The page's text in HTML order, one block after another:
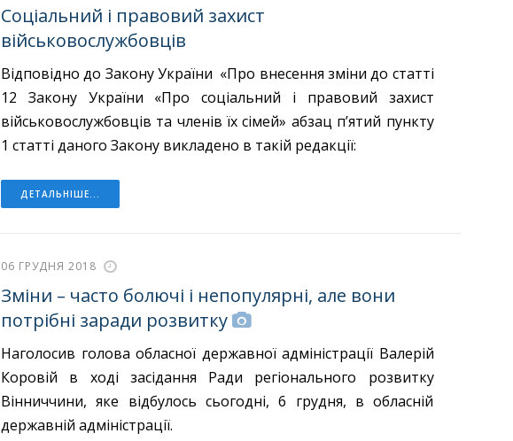
Соціальний і правовий захист
військовослужбовців
Відповідно до Закону України «Про внесення зміни до статті
12 Закону України «Про соціальний і правовий захист
військовослужбовців та членів їх сімей» абзац п’ятий пункту
1 статті даного Закону викладено в такій редакції:
ДЕТАЛЬНІШЕ...
06 ГРУДНЯ 2018
Зміни – часто болючі і непопулярні, але вони
потрібні заради розвитку
Наголосив голова обласної державної адміністрації Валерій
Коровій в ході засідання Ради регіонального розвитку
Вінниччини, яке відбулось сьогодні, 6 грудня, в обласній
державній адміністрації.